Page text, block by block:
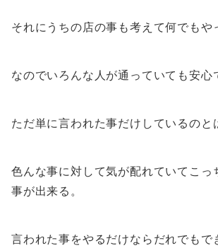
それにうちの店の事も考えて何でもや
なのでいろんな人が通っていても安心
ただ単に言われた事だけしているのと
色んな事に対して気が配れていてこっ
事が出来る。
言われた事をやるだけならだれでもで